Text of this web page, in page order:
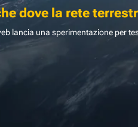
dove la rete
lancia una sperimentazione per